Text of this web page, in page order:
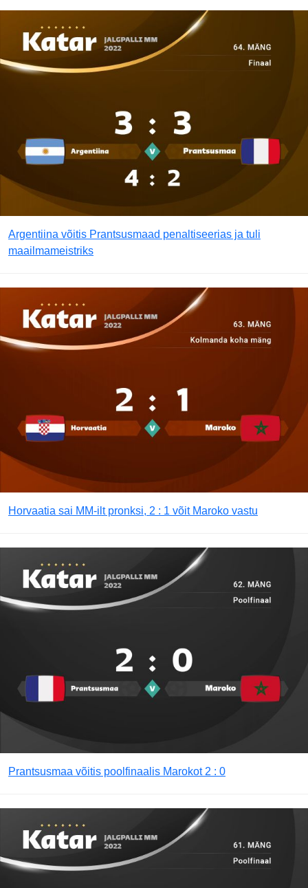
Argentiina võitis Prantsusmaad penaltiseerias ja tuli
maailmameistriks
Horvaatia sai MM-ilt pronksi, 2 : 1 võit Maroko vastu
Prantsusmaa võitis poolfinaalis Marokot 2 : 0